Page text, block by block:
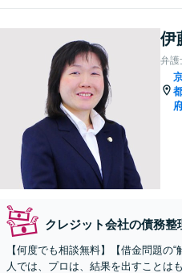
伊
弁護
クレジット会社の債務整
【何度でも相談無料】【借金問題の
人では、プロは、結果を出すことは